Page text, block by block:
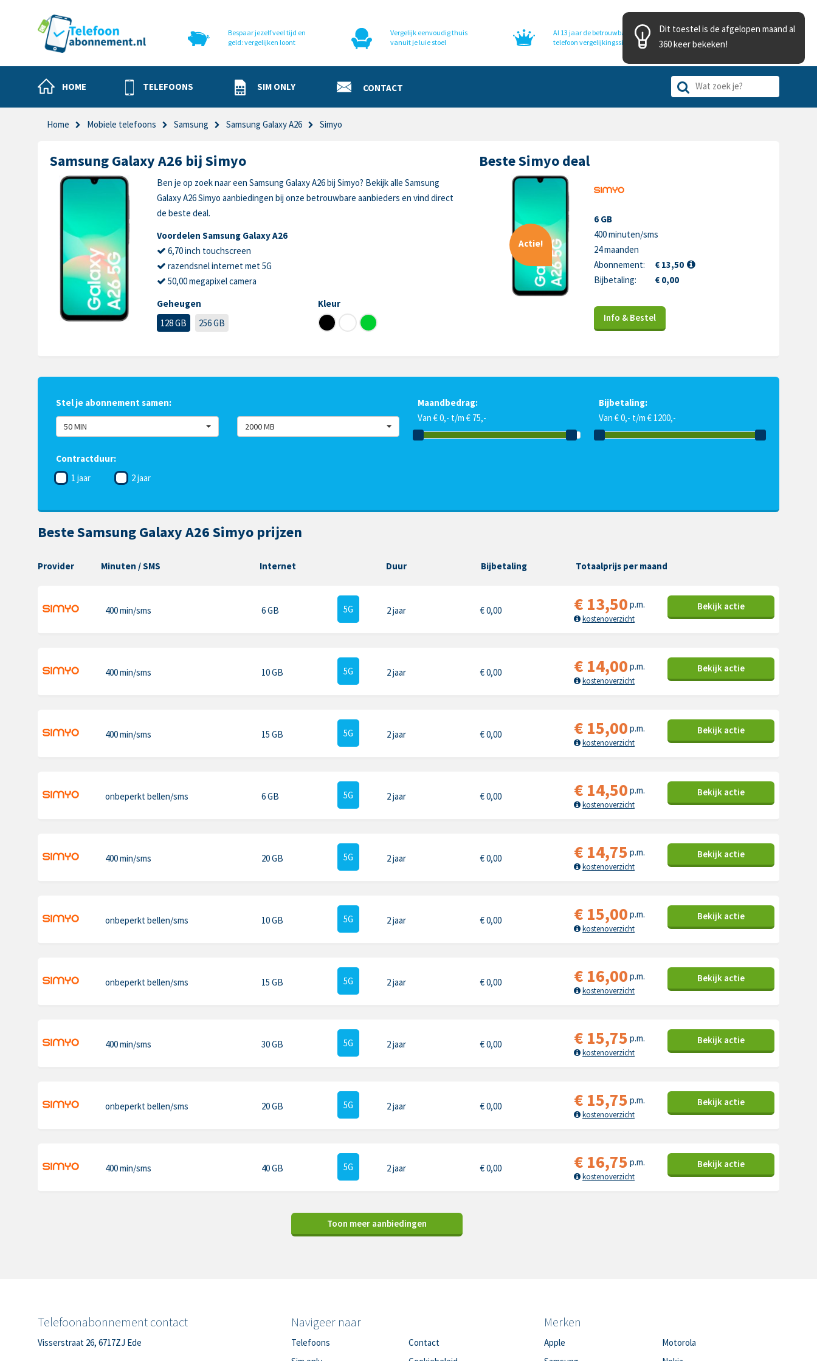
Bespaar jezelf veel tijd en
geld: vergelijken loont
Vergelijk eenvoudig thuis
vanuit je luie stoel
Al 13 jaar de betrouwbare
telefoon vergelijkingssite
HOME TELEFOONS SIM ONLY CONTACT
Home Mobiele telefoons Samsung Samsung Galaxy A26 Simyo
Samsung Galaxy A26 bij Simyo
Ben je op zoek naar een Samsung Galaxy A26 bij Simyo? Bekijk alle Samsung
Galaxy A26 Simyo aanbiedingen bij onze betrouwbare aanbieders en vind direct
de beste deal.
Voordelen Samsung Galaxy A26
6,70 inch touchscreen
razendsnel internet met 5G
50,00 megapixel camera
Geheugen
128 GB
256 GB
Kleur
Beste Simyo deal
Actie!
6 GB
400 minuten/sms
24 maanden
Abonnement:
€ 13,50
Bijbetaling:
€ 0,00
Info & Bestel
Stel je abonnement samen:
50 MIN 2000 MB
Maandbedrag:
Van € 0,- t/m € 75,-
Bijbetaling:
Van € 0,- t/m € 1200,-
Contractduur:
1 jaar
2 jaar
Beste Samsung Galaxy A26 Simyo prijzen
Provider Minuten / SMS Internet Duur Bijbetaling Totaalprijs per maand
400 min/sms 6 GB 5G 2 jaar €0,00 € 13,50 p.m.
kostenoverzicht
Bekijk actie
400 min/sms 10 GB 5G 2 jaar €0,00 € 14,00 p.m.
kostenoverzicht
Bekijk actie
400 min/sms 15 GB 5G 2 jaar €0,00 € 15,00 p.m.
kostenoverzicht
Bekijk actie
onbeperkt bellen/sms 6 GB 5G 2 jaar €0,00 € 14,50 p.m.
kostenoverzicht
Bekijk actie
400 min/sms 20 GB 5G 2 jaar €0,00 € 14,75 p.m.
kostenoverzicht
Bekijk actie
onbeperkt bellen/sms 10 GB 5G 2 jaar €0,00 € 15,00 p.m.
kostenoverzicht
Bekijk actie
onbeperkt bellen/sms 15 GB 5G 2 jaar €0,00 € 16,00 p.m.
kostenoverzicht
Bekijk actie
400 min/sms 30 GB 5G 2 jaar €0,00 € 15,75 p.m.
kostenoverzicht
Bekijk actie
onbeperkt bellen/sms 20 GB 5G 2 jaar €0,00 € 15,75 p.m.
kostenoverzicht
Bekijk actie
400 min/sms 40 GB 5G 2 jaar €0,00 € 16,75 p.m.
kostenoverzicht
Bekijk actie
Toon meer aanbiedingen
Dit toestel is de afgelopen maand al
360 keer bekeken!
Telefoonabonnement contact
Visserstraat 26, 6717ZJ Ede
Navigeer naar
Telefoons
Contact
Merken
Apple
Motorola